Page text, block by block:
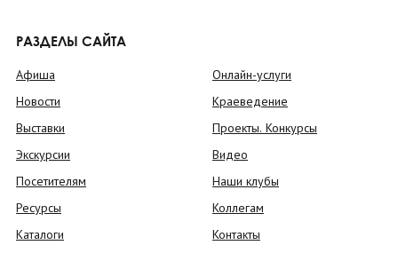
РАЗДЕЛЫ САЙТА
Афиша
Новости
Выставки
Экскурсии
Посетителям
Ресурсы
Каталоги
Онлайн-услуги
Краеведение
Проекты. Конкурсы
Видео
Наши клубы
Коллегам
Контакты